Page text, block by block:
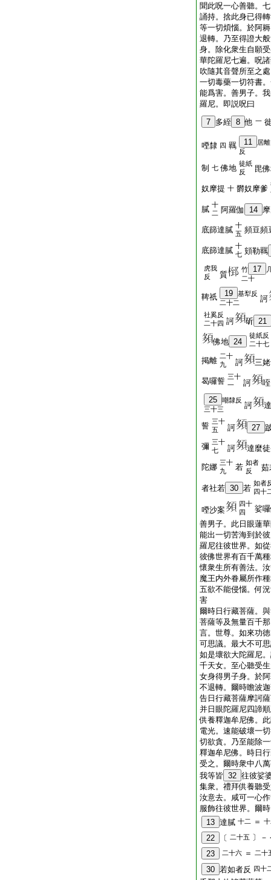
聞此呪一心善聽。
誦持。捨此身已得
等一切煩惱。於阿
退轉。乃至得證大
身。除化衆生自願
華陀羅尼七遍。呪
吹隨其音聲所至之
一切毒藥一切符書
能爲害。善男子。
羅尼。即説呪曰
7 多絰 8 他 一
㖶隸 四 羈 11
居離
反
制 七 佛地 徒紙
反
毘
奴摩提 十 欝奴摩爹
膩 十
二 阿羅伽 14
底篩達膩 十
五 頻豆頻
底篩達膩 十
七 頞勒羈
虎我
反
質
竹 17
二十
鞞祇 19
基犁反
二十二
訶
社奚反
二十四 訶 斫 21
佛地 24
徒紙反
二十七
掲離 二十
九
訶 三
曷囉誓 三十
一
訶
咥
25
嘲隸反
三十三
訶
誓 三十
五
訶 27
彌 三十
七
訶 達麼
陀娜 三十
九
若 如者
反
茹
者社若 30 若
如者
四十
㖶沙案
四十
四
娑
善男子。此日眼蓮
能出一切苦海到於
羅尼往彼世界。如
彼佛世界有百千萬
懷衆生所有善法。
魔王内外眷屬所作
五欲不能侵惱。何
害
爾時日行藏菩薩。
菩薩等及無量百千
言。世尊。如來功
可思議。最大不可
如是壞欲大陀羅尼
千天女。至心聽受
女身得男子身。於
不退轉。爾時瞻波
告日行藏菩薩摩訶
并日眼陀羅尼四諦
供養釋迦牟尼佛。
電光。速能破壞一
切欲貪。乃至能除
釋迦牟尼佛。時日
受之。爾時衆中八
我等皆 32 往彼娑
集衆。禮拜供養聽
汝意去。咸可一心
服飾往彼世界。爾
13 達膩 十二 ＝
22 〔 二十五 〕－
23
二十六 ＝ 二十
30 若如者反 四十